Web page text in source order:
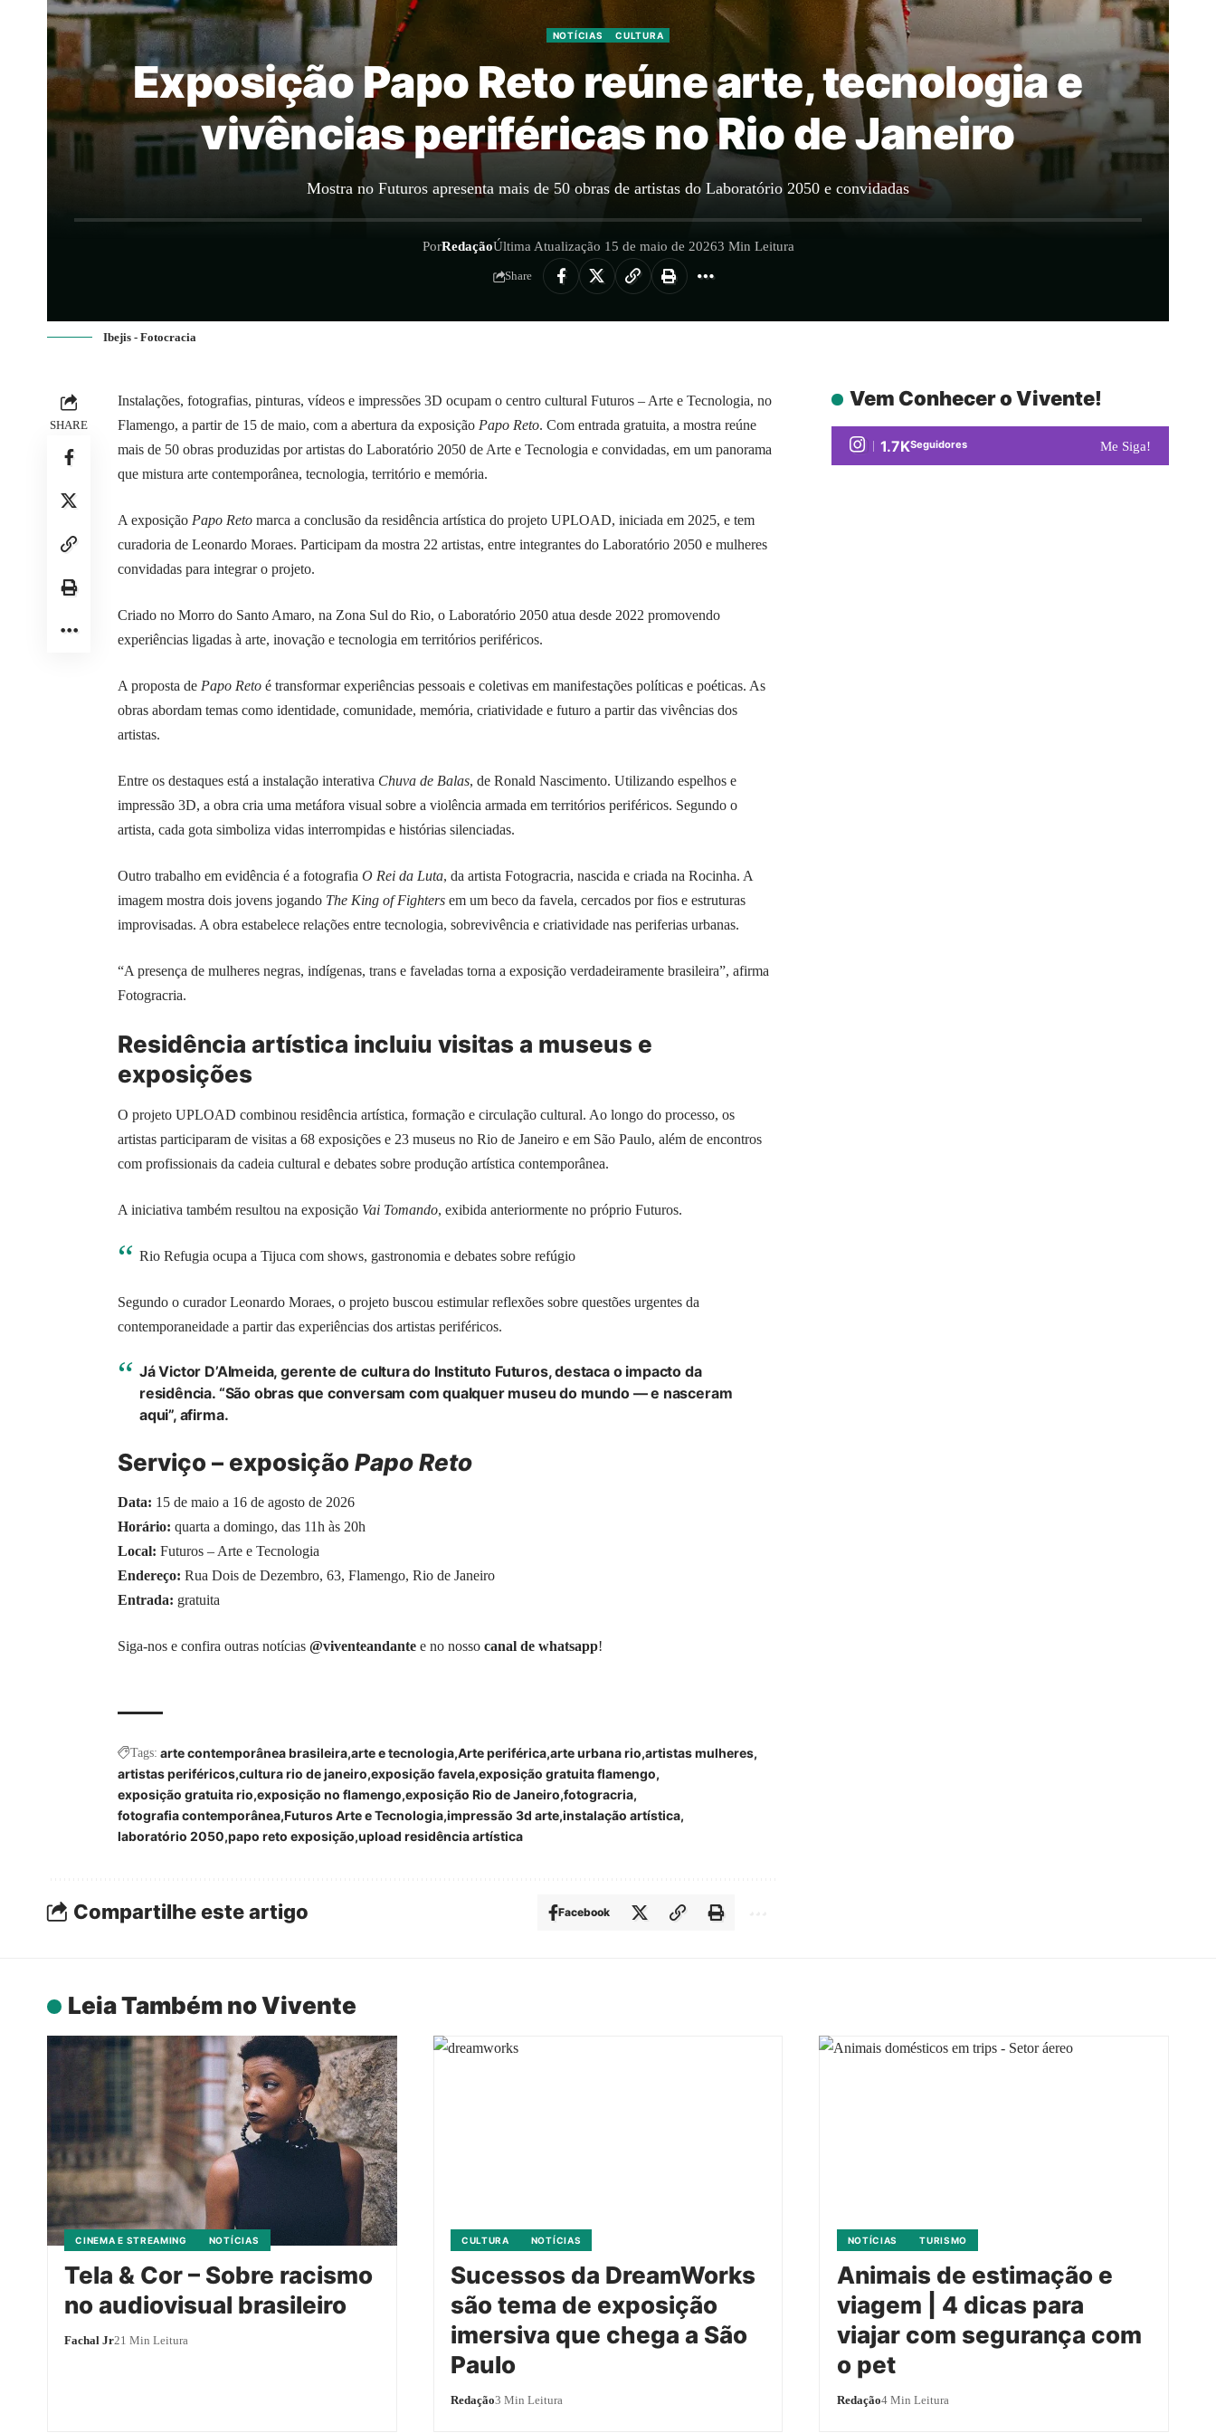
NOTÍCIAS CULTURA
Exposição Papo Reto reúne arte, tecnologia e
vivências periféricas no Rio de Janeiro
Mostra no Futuros apresenta mais de 50 obras de artistas do Laboratório 2050 e convidadas
PorRedaçãoÚltima Atualização 15 de maio de 20263 Min Leitura
Share
Ibejis - Fotocracia
SHARE
Instalações, fotografias, pinturas, vídeos e impressões 3D ocupam o centro cultural Futuros – Arte e Tecnologia, no
Flamengo, a partir de 15 de maio, com a abertura da exposição Papo Reto. Com entrada gratuita, a mostra reúne
mais de 50 obras produzidas porartistas do Laboratório 2050 de Arte e Tecnologia e convidadas, em um panorama
que mistura arte contemporânea, tecnologia, território e memória.
A exposição Papo Reto marca a conclusão da residência artística do projeto UPLOAD, iniciada em 2025, e tem
curadoria de Leonardo Moraes. Participam da mostra 22 artistas, entre integrantes do Laboratório 2050 e mulheres
convidadas para integrar o projeto.
Criado no Morro do Santo Amaro, na Zona Sul do Rio, o Laboratório 2050 atua desde 2022 promovendo
experiências ligadas à arte, inovação e tecnologia em territórios periféricos.
A proposta de Papo Reto é transformar experiências pessoais e coletivas em manifestações políticas e poéticas. As
obras abordam temas como identidade, comunidade, memória, criatividade e futuro a partir das vivências dos
artistas.
Entre os destaques está a instalação interativa Chuva de Balas, de Ronald Nascimento. Utilizando espelhos e
impressão 3D, a obra cria uma metáfora visual sobre a violência armada em territórios periféricos. Segundo o
artista, cada gota simboliza vidas interrompidas e histórias silenciadas.
Outro trabalho em evidência é a fotografia O Rei da Luta, da artista Fotogracria, nascida e criada na Rocinha. A
imagem mostra dois jovens jogando The King of Fighters em um beco da favela, cercados por fios e estruturas
improvisadas. A obra estabelece relações entre tecnologia, sobrevivência e criatividade nas periferias urbanas.
“A presença de mulheres negras, indígenas, trans e faveladas torna a exposição verdadeiramente brasileira”, afirma
Fotogracria.
Residência artística incluiu visitas a museus e
exposições
O projeto UPLOAD combinou residência artística, formação e circulação cultural. Ao longo do processo, os
artistas participaram de visitas a 68 exposições e 23 museus no Rio de Janeiro e em São Paulo, além de encontros
com profissionais da cadeia cultural e debates sobre produção artística contemporânea.
A iniciativa também resultou na exposição Vai Tomando, exibida anteriormente no próprio Futuros.
Rio Refugia ocupa a Tijuca com shows, gastronomia e debates sobre refúgio
Segundo o curador Leonardo Moraes, o projeto buscou estimular reflexões sobre questões urgentes da
contemporaneidade a partir das experiências dos artistas periféricos.
Já Victor D’Almeida, gerente de cultura do Instituto Futuros, destaca o impacto da
residência. “São obras que conversam com qualquer museu do mundo — e nasceram
aqui”, afirma.
Serviço – exposiçãoPapo Reto
Data: 15 de maio a 16 de agosto de 2026
Horário: quarta a domingo, das 11h às 20h
Local: Futuros – Arte e Tecnologia
Endereço: Rua Dois de Dezembro, 63, Flamengo, Rio de Janeiro
Entrada: gratuita
Siga-nos e confira outras notícias @viventeandante e no nosso canal de whatsapp!
Tags: arte contemporânea brasileira arte e tecnologia Arte periférica arte urbana rio artistas mulheres
artistas periféricos cultura rio de janeiro exposição favela exposição gratuita flamengo
exposição gratuita rio exposição no flamengo exposição Rio de Janeiro fotogracria
fotografia contemporânea Futuros Arte e Tecnologia impressão 3d arte instalação artística
laboratório 2050 papo reto exposição upload residência artística
Compartilhe este artigo Facebook
Vem Conhecer o Vivente!
1.7KSeguidores Me Siga!
Leia Também no Vivente
CINEMA E STREAMING NOTÍCIAS
Tela & Cor – Sobre racismo
no audiovisual brasileiro
Fachal Jr21 Min Leitura
CULTURA NOTÍCIAS
Sucessos da DreamWorks
são tema de exposição
imersiva que chega a São
Paulo
Redação3 Min Leitura
NOTÍCIAS TURISMO
Animais de estimação e
viagem | 4 dicas para
viajar com segurança com
o pet
Redação4 Min Leitura